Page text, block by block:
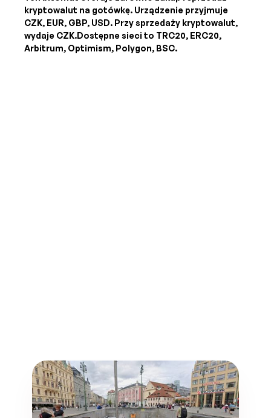
kryptowalut na gotówkę. Urządzenie przyjmuje
CZK, EUR, GBP, USD. Przy sprzedaży kryptowalut,
wydaje CZK.Dostępne sieci to TRC20, ERC20,
Arbitrum, Optimism, Polygon, BSC.